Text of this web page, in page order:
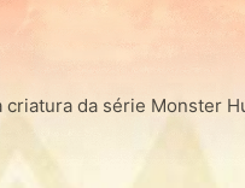
da série Monster